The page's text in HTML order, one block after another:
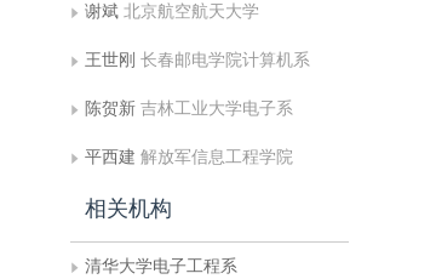
谢斌 北京航空航天大学
王世刚 长春邮电学院计算机系
陈贺新 吉林工业大学电子系
平西建 解放军信息工程学院
相关机构
清华大学电子工程系